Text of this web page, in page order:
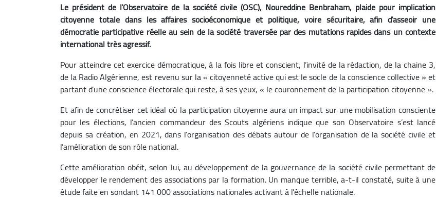
Le président de l’Observatoire de la société civile (OSC), Noureddine Benbraham, plaide pour implication
citoyenne totale dans les affaires socioéconomique et politique, voire sécuritaire, afin d’asseoir une
démocratie participative réelle au sein de la société traversée par des mutations rapides dans un contexte
international très agressif.
Pour atteindre cet exercice démocratique, à la fois libre et conscient, l’invité de la rédaction, de la chaine 3,
de la Radio Algérienne, est revenu sur la « citoyenneté active qui est le socle de la conscience collective » et
partant d’une conscience électorale qui reste, à ses yeux, « le couronnement de la participation citoyenne ».
Et afin de concrétiser cet idéal où la participation citoyenne aura un impact sur une mobilisation consciente
pour les élections, l’ancien commandeur des Scouts algériens indique que son Observatoire s’est lancé
depuis sa création, en 2021, dans l’organisation des débats autour de l’organisation de la société civile et
l’amélioration de son rôle national.
Cette amélioration obéit, selon lui, au développement de la gouvernance de la société civile permettant de
développer le rendement des associations par la formation. Un manque terrible, a-t-il constaté, suite à une
étude faite en sondant 141 000 associations nationales activant à l’échelle nationale.